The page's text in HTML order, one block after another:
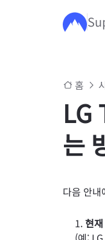
주요 콘텐
홈
LG
는
다음 안
현